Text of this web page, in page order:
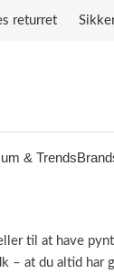
returret
& Trends
til at have
– at du altid har